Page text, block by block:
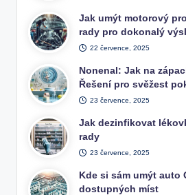
Jak umýt motorový
rady pro dokonalý
22 července, 2025
Nonenal: Jak na
Řešení pro svěžest
23 července, 2025
Jak dezinfikovat
rady
23 července, 2025
Kde si sám umýt auto
dostupných míst